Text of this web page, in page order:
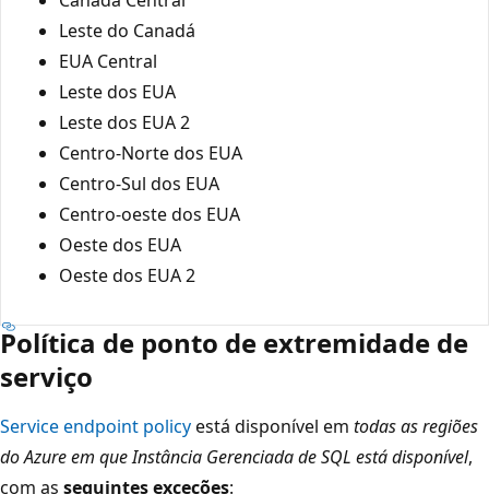
Leste do Canadá
EUA Central
Leste dos EUA
Leste dos EUA 2
Centro-Norte dos EUA
Centro-Sul dos EUA
Centro-oeste dos EUA
Oeste dos EUA
Oeste dos EUA 2
Política de ponto de extremidade de
serviço
Service endpoint policyestá disponível em todas as regiões
do Azure em que Instância Gerenciada de SQL está disponível,
com as seguintes exceções: